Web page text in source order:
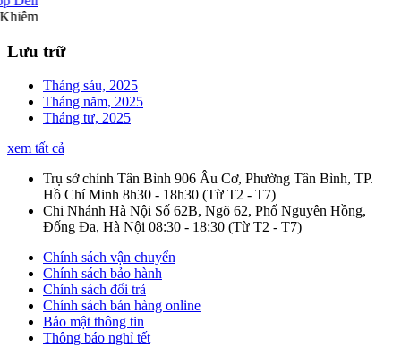
Nguyễn Khiêm
Lưu trữ
Tháng sáu, 2025
Tháng năm, 2025
Tháng tư, 2025
xem tất cả
Trụ sở chính Tân Bình 906 Âu Cơ, Phường Tân Bình, TP.
Hồ Chí Minh 8h30 - 18h30 (Từ T2 - T7)
Chi Nhánh Hà Nội Số 62B, Ngõ 62, Phố Nguyên Hồng,
Đống Đa, Hà Nội 08:30 - 18:30 (Từ T2 - T7)
Chính sách vận chuyển
Chính sách bảo hành
Chính sách đổi trả
Chính sách bán hàng online
Bảo mật thông tin
Thông báo nghỉ tết